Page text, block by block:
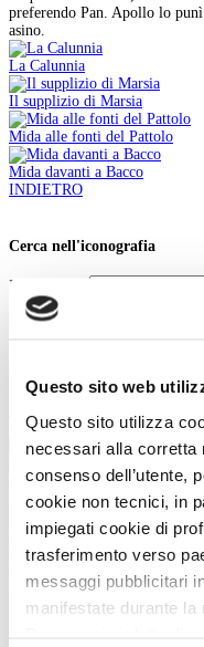
Questo sito web
Questo sito utilizza
necessari alla corretta
consenso dell’utente,
cookie non tecnici, in
impiegati cookie di
trasferimento verso
messaggi pubblicitari
manifestate durante la
preferendo Pan. Apollo lo
asino.
La Calunnia
Il supplizio di Marsia
Mida alle fonti del Pattolo
Mida davanti a Bacco
INDIETRO
Cerca nell'iconografia
Iconografia:
Parole chiave:
Titolo
Tipo:
Cerca
La vita e le opere dei grandi
Art History è la sezione di
e ai loro capolavori.
Una straordinaria occasione
la loro vita, gli eventi e gli